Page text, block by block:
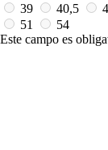
39
40,5
51
54
Este campo es